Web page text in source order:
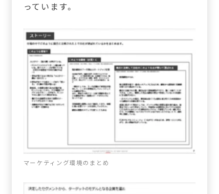
っています。
マーケティング環境のまとめ